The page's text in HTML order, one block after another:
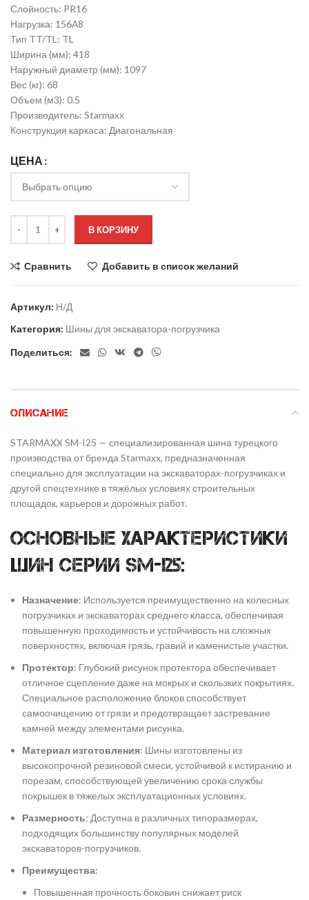
Слойность: PR16
Нагрузка: 156А8
Тип TT/TL: TL
Ширина (мм): 418
Наружный диаметр (мм): 1097
Вес (кг): 68
Объем (м3): 0.5
Производитель: Starmaxx
Конструкция каркаса: Диагональная
ЦЕНА
В КОРЗИНУ
Сравнить Добавить в список желаний
Артикул: Н/Д
Категория: Шины для экскаватора-погрузчика
Поделиться:
ОПИСАНИЕ
STARMAXX SM-I25 — специализированная шина турецкого
производства от бренда Starmaxx, предназначенная
специально для эксплуатации на экскаваторах-погрузчиках и
другой спецтехнике в тяжёлых условиях строительных
площадок, карьеров и дорожных работ.
Основные характеристики
шин серии SM-I25:
Назначение: Используется преимущественно на колесных
погрузчиках и экскаваторах среднего класса, обеспечивая
повышенную проходимость и устойчивость на сложных
поверхностях, включая грязь, гравий и каменистые участки.
Протектор: Глубокий рисунок протектора обеспечивает
отличное сцепление даже на мокрых и скользких покрытиях.
Специальное расположение блоков способствует
самоочищению от грязи и предотвращает застревание
камней между элементами рисунка.
Материал изготовления: Шины изготовлены из
высокопрочной резиновой смеси, устойчивой к истиранию и
порезам, способствующей увеличению срока службы
покрышек в тяжелых эксплуатационных условиях.
Размерность: Доступна в различных типоразмерах,
подходящих большинству популярных моделей
экскаваторов-погрузчиков.
Преимущества:
Повышенная прочность боковин снижает риск